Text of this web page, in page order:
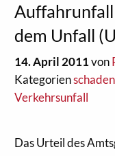
Auffahrunfall
dem Unfall
14. April 2011von
Kategorien
Verkehrsunfall
Das Urteil des